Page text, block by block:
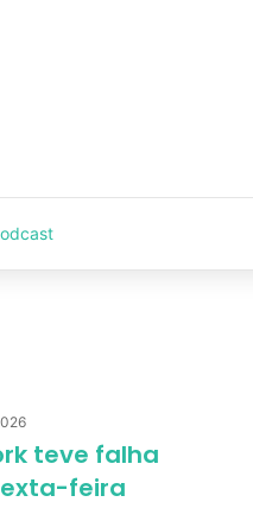
teve falha
feira